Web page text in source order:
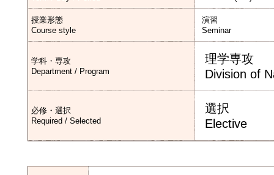
授業形態
Course style
演習
Seminar
学科・専攻
Department / Program
理学専攻
Division of
必修・選択
Required / Selected
選択
Elective